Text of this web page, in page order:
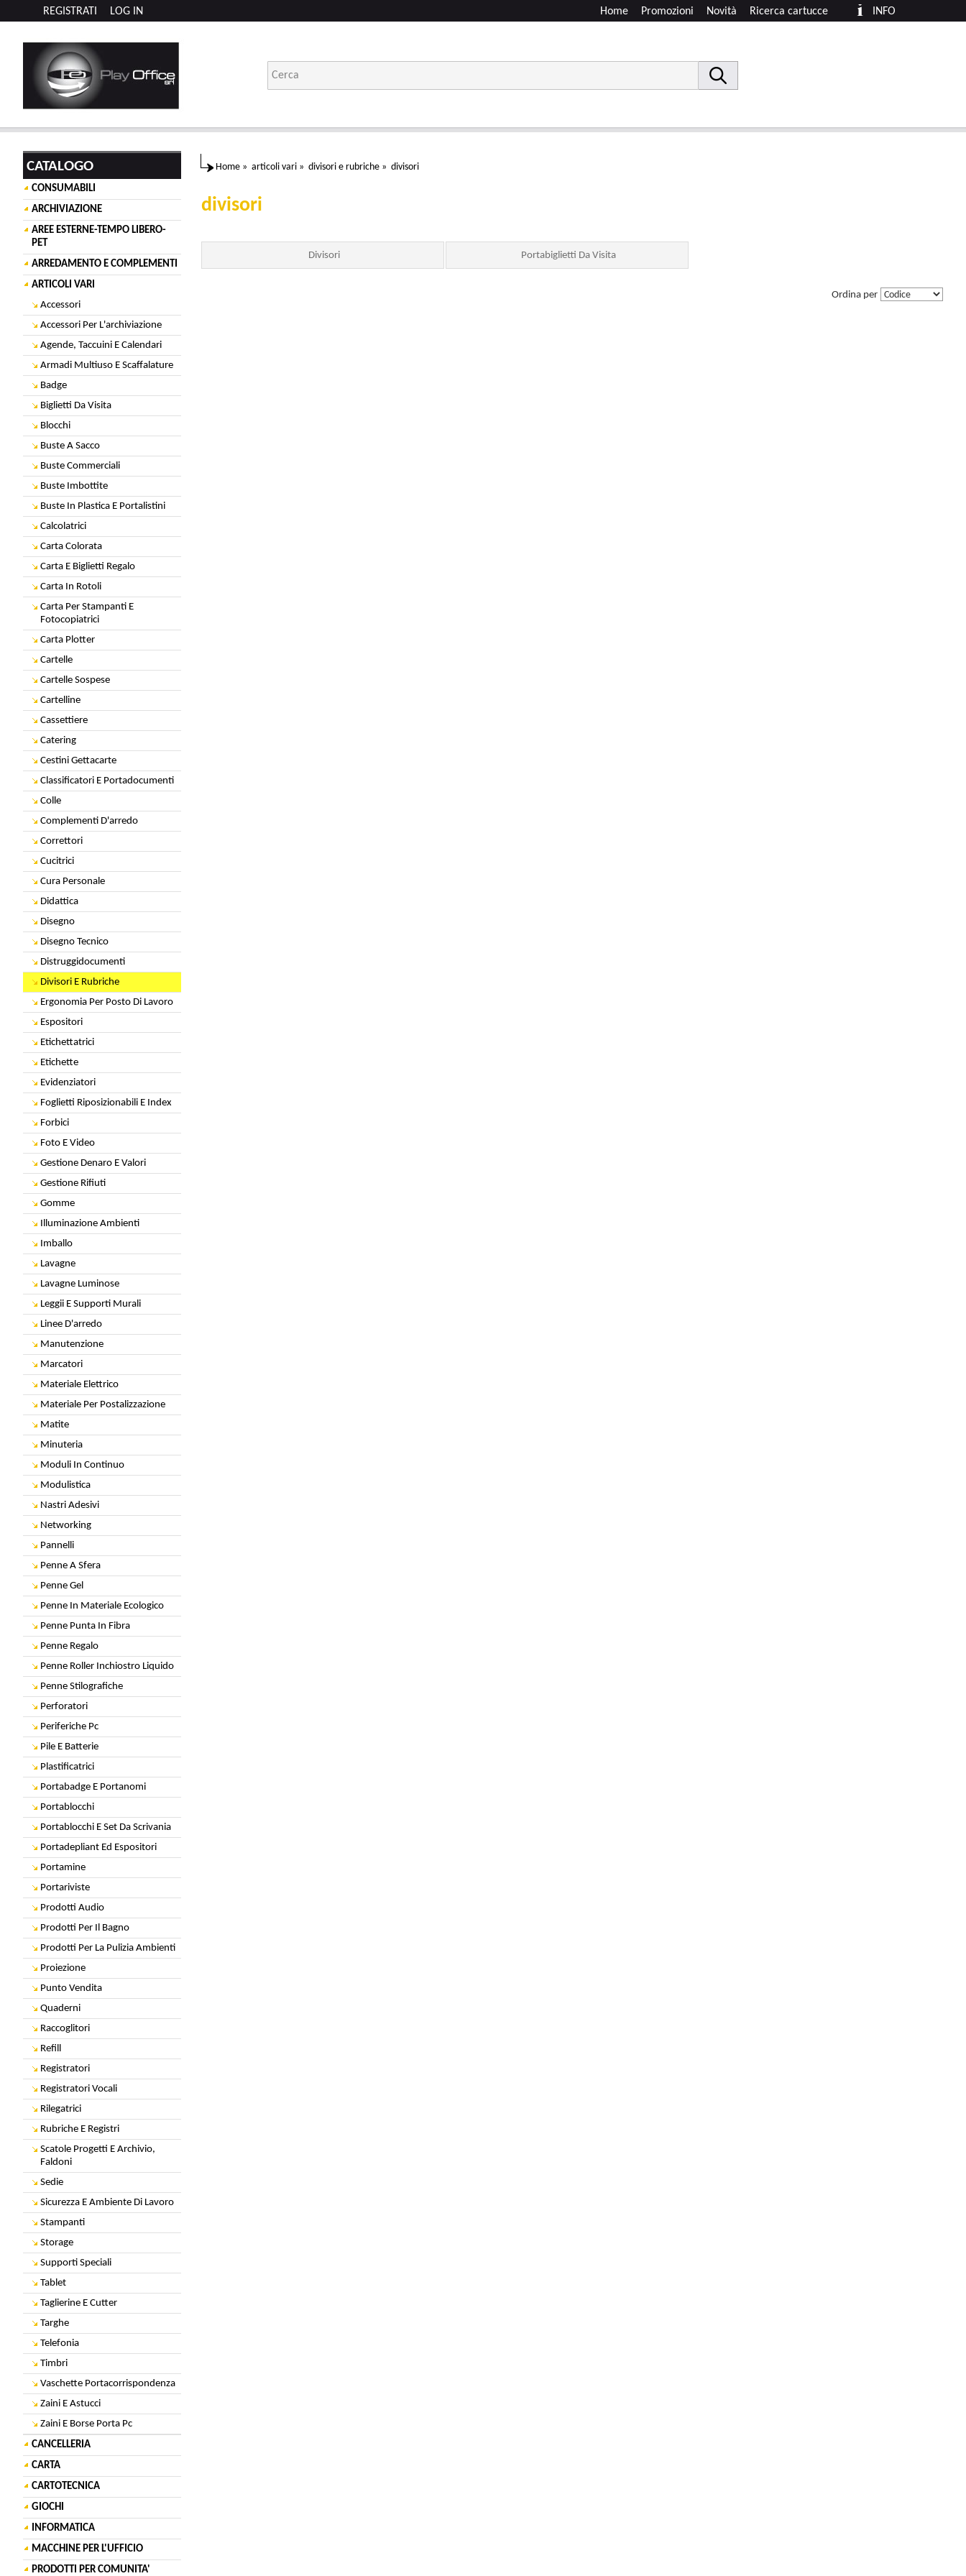
LOG IN
REGISTRATI INFO
Ricerca cartucce
Novità
Promozioni
Home
CATALOGO
CONSUMABILI
ARCHIVIAZIONE
AREE ESTERNE-TEMPO LIBERO-
PET
ARREDAMENTO E COMPLEMENTI
ARTICOLI VARI
Accessori
Accessori Per L'archiviazione
Agende, Taccuini E Calendari
Armadi Multiuso E Scaffalature
Badge
Biglietti Da Visita
Blocchi
Buste A Sacco
Buste Commerciali
Buste Imbottite
Buste In Plastica E Portalistini
Calcolatrici
Carta Colorata
Carta E Biglietti Regalo
Carta In Rotoli
Carta Per Stampanti E
Fotocopiatrici
Carta Plotter
Cartelle
Cartelle Sospese
Cartelline
Cassettiere
Catering
Cestini Gettacarte
Classificatori E Portadocumenti
Colle
Complementi D'arredo
Correttori
Cucitrici
Cura Personale
Didattica
Disegno
Disegno Tecnico
Distruggidocumenti
Divisori E Rubriche
Ergonomia Per Posto Di Lavoro
Espositori
Etichettatrici
Etichette
Evidenziatori
Foglietti Riposizionabili E Index
Forbici
Foto E Video
Gestione Denaro E Valori
Gestione Rifiuti
Gomme
Illuminazione Ambienti
Imballo
Lavagne
Lavagne Luminose
Leggii E Supporti Murali
Linee D'arredo
Manutenzione
Marcatori
Materiale Elettrico
Materiale Per Postalizzazione
Matite
Minuteria
Moduli In Continuo
Modulistica
Nastri Adesivi
Networking
Pannelli
Penne A Sfera
Penne Gel
Penne In Materiale Ecologico
Penne Punta In Fibra
Penne Regalo
Penne Roller Inchiostro Liquido
Penne Stilografiche
Perforatori
Periferiche Pc
Pile E Batterie
Plastificatrici
Portabadge E Portanomi
Portablocchi
Portablocchi E Set Da Scrivania
Portadepliant Ed Espositori
Portamine
Portariviste
Prodotti Audio
Prodotti Per Il Bagno
Prodotti Per La Pulizia Ambienti
Proiezione
Punto Vendita
Quaderni
Raccoglitori
Refill
Registratori
Registratori Vocali
Rilegatrici
Rubriche E Registri
Scatole Progetti E Archivio,
Faldoni
Sedie
Sicurezza E Ambiente Di Lavoro
Stampanti
Storage
Supporti Speciali
Tablet
Taglierine E Cutter
Targhe
Telefonia
Timbri
Vaschette Portacorrispondenza
Zaini E Astucci
Zaini E Borse Porta Pc
CANCELLERIA
CARTA
CARTOTECNICA
GIOCHI
INFORMATICA
MACCHINE PER L'UFFICIO
PRODOTTI PER COMUNITA'
Home » articoli vari » divisori e rubriche » divisori
divisori
Divisori Portabiglietti Da Visita
Ordina per